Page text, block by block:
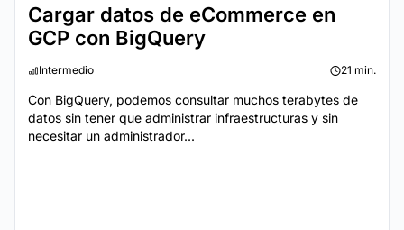
Cargar datos de eCommerce en
GCP con BigQuery
Intermedio 21 min.
Con BigQuery, podemos consultar muchos terabytes de
datos sin tener que administrar infraestructuras y sin
necesitar un administrador...